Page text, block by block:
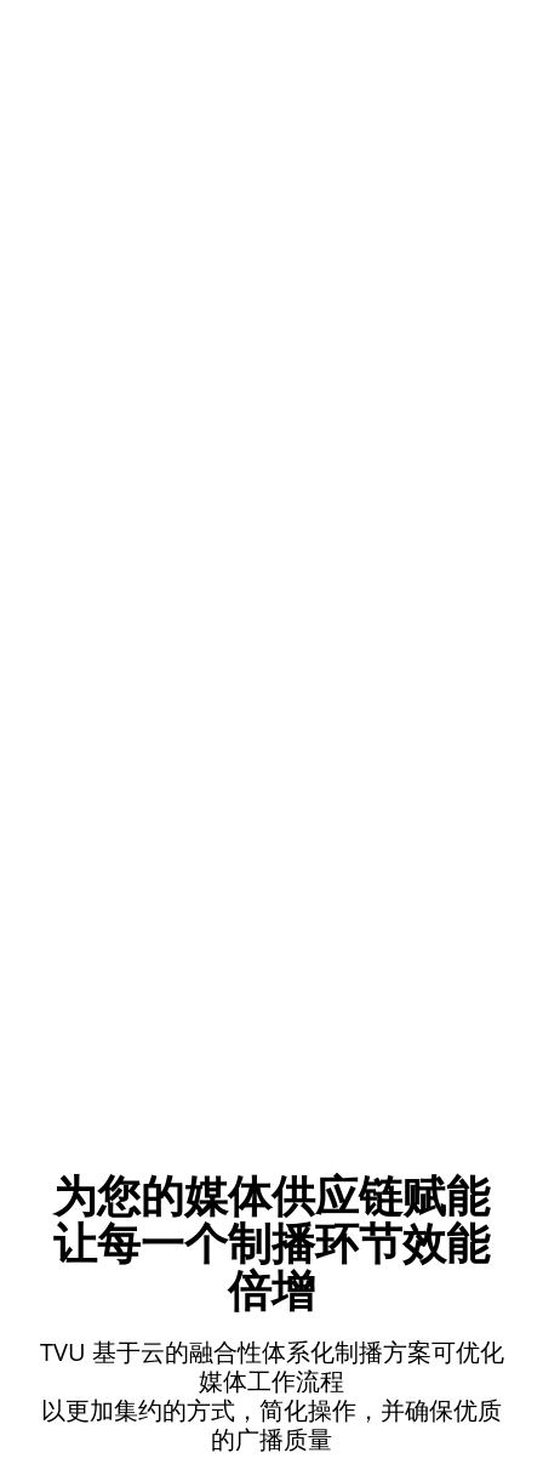
为您的媒体供应链赋能
让每一个制播环节效能
倍增
TVU 基于云的融合性体系化制播方案可优化
媒体工作流程
以更加集约的方式，简化操作，并确保优质
的广播质量